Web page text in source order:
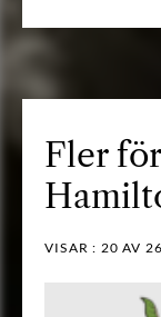
Fler
VISAR : 20 AV